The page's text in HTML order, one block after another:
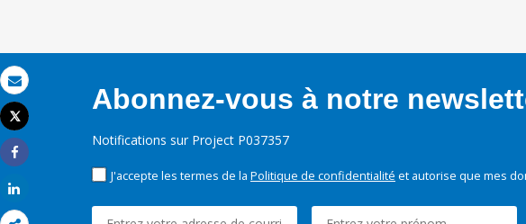
Email
Imprimer
Tweet
Share
Abonnez-vous à notre
Notifications sur Project P037357
J'accepte les termes de la Politique de confidentialité et autorise que mes